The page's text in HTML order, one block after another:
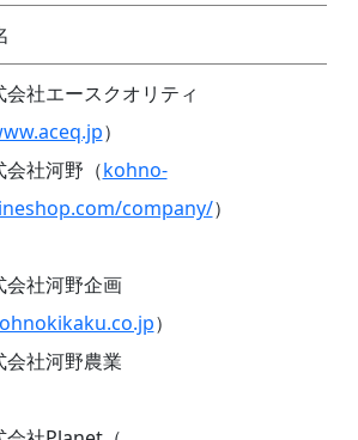
会社エースクオリティ
）
会社河野（kohno-
company/）
会社河野企画
）
会社河野農業